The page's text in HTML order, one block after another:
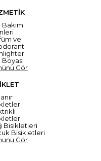
Bakım
ve
Boyası
Gör
Bisikletleri
Bisikletleri
Gör